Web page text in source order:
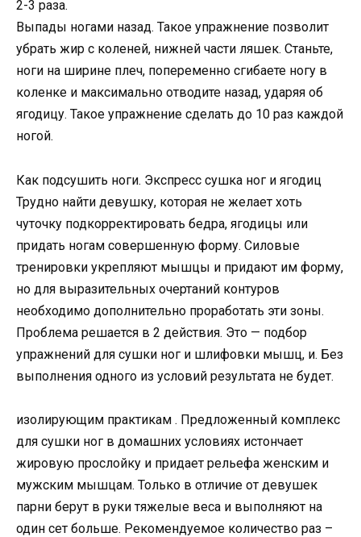
2-3 раза.
Выпады ногами назад. Такое упражнение позволит
убрать жир с коленей, нижней части ляшек. Станьте,
ноги на ширине плеч, попеременно сгибаете ногу в
коленке и максимально отводите назад, ударяя об
ягодицу. Такое упражнение сделать до 10 раз каждой
ногой.
Как подсушить ноги. Экспресс сушка ног и ягодиц
Трудно найти девушку, которая не желает хоть
чуточку подкорректировать бедра, ягодицы или
придать ногам совершенную форму. Силовые
тренировки укрепляют мышцы и придают им форму,
но для выразительных очертаний контуров
необходимо дополнительно проработать эти зоны.
Проблема решается в 2 действия. Это — подбор
упражнений для сушки ног и шлифовки мышц, и. Без
выполнения одного из условий результата не будет.
изолирующим практикам . Предложенный комплекс
для сушки ног в домашних условиях истончает
жировую прослойку и придает рельефа женским и
мужским мышцам. Только в отличие от девушек
парни берут в руки тяжелые веса и выполняют на
один сет больше. Рекомендуемое количество раз –